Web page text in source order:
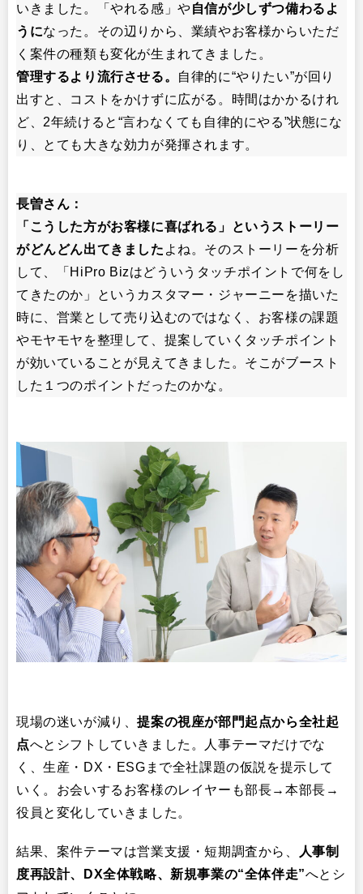
いきました。「やれる感」や自信が少しずつ備わるよ
うになった。その辺りから、業績やお客様からいただ
く案件の種類も変化が生まれてきました。
管理するより流行させる。
自律的に“やりたい”が回り
出すと、コストをかけずに広がる。時間はかかるけれ
ど、2年続けると“言わなくても自律的にやる”状態にな
り、とても大きな効力が発揮されます。
長曽さん：
「こうした方がお客様に喜ばれる」というストーリー
がどんどん出てきました よね。そのストーリーを分析
して、「HiPro Bizはどういうタッチポイントで何をし
てきたのか」というカスタマー・ジャーニーを描いた
時に、営業として売り込むのではなく、お客様の課題
やモヤモヤを整理して、提案していくタッチポイント
が効いていることが見えてきました。そこがブースト
した１つのポイントだったのかな。
現場の迷いが減り、提案の視座が部門起点から全社起
点へとシフトしていきました。人事テーマだけでな
く、生産・DX・ESGまで全社課題の仮説を提示して
いく。お会いするお客様のレイヤーも部長→本部長→
役員と変化していきました。
結果、案件テーマは営業支援・短期調査から、
人事制
度再設計、
DX全体戦略、新規事業の“全体伴走”へとシ